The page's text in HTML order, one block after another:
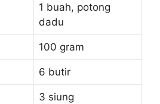
1 buah, potong
dadu
100 gram
6 butir
3 siung